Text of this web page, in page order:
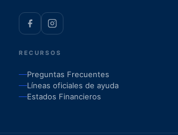
RECURSOS
Preguntas Frecuentes
Líneas oficiales de ayuda
Estados Financieros